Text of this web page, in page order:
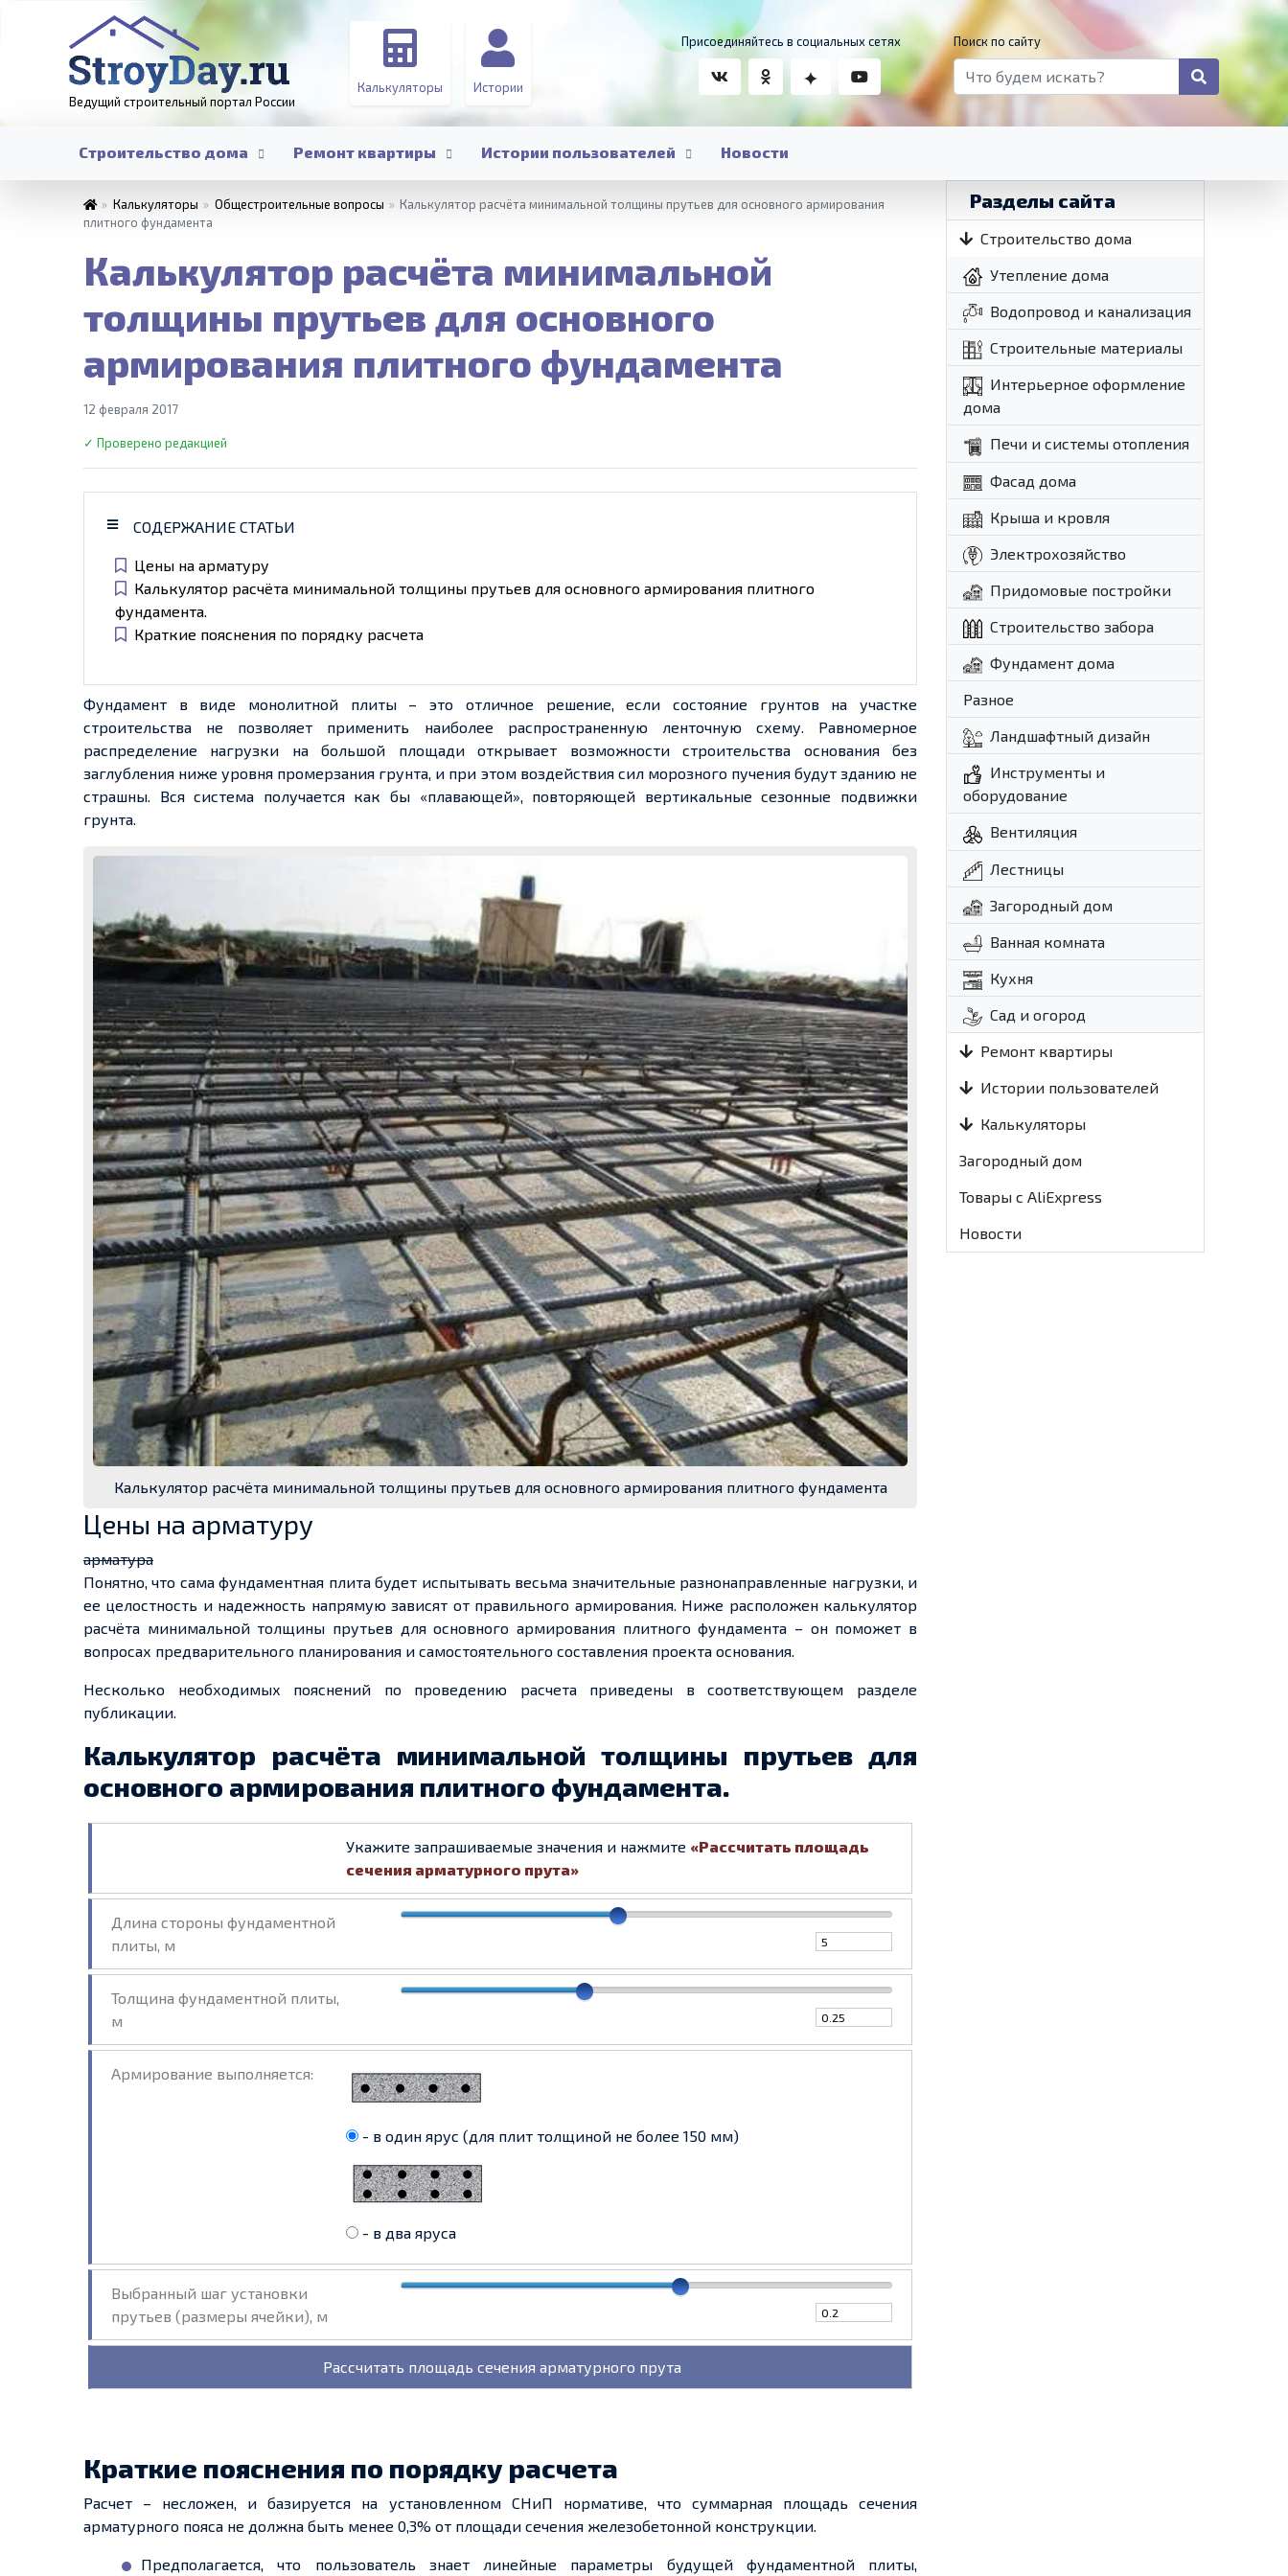
Ведущий строительный портал России
Калькуляторы Истории
Присоединяйтесь в социальных сетях Поиск по сайту
Строительство дома Ремонт квартиры Истории пользователей Новости
» Калькуляторы » Общестроительные вопросы » Калькулятор расчёта минимальной толщины прутьев для основного армирования
плитного фундамента
Калькулятор расчёта минимальной
толщины прутьев для основного
армирования плитного фундамента
12 февраля 2017
✓ Проверено редакцией
СОДЕРЖАНИЕ СТАТЬИ
Цены на арматуру
Калькулятор расчёта минимальной толщины прутьев для основного армирования плитного
фундамента.
Краткие пояснения по порядку расчета
Фундамент в виде монолитной плиты – это отличное решение, если состояние грунтов на участке
строительства не позволяет применить наиболее распространенную ленточную схему. Равномерное
распределение нагрузки на большой площади открывает возможности строительства основания без
заглубления ниже уровня промерзания грунта, и при этом воздействия сил морозного пучения будут зданию не
страшны. Вся система получается как бы «плавающей», повторяющей вертикальные сезонные подвижки
грунта.
Калькулятор расчёта минимальной толщины прутьев для основного армирования плитного фундамента
Цены на арматуру
арматура
Понятно, что сама фундаментная плита будет испытывать весьма значительные разнонаправленные нагрузки, и
ее целостность и надежность напрямую зависят от правильного армирования. Ниже расположен калькулятор
расчёта минимальной толщины прутьев для основного армирования плитного фундамента – он поможет в
вопросах предварительного планирования и самостоятельного составления проекта основания.
Несколько необходимых пояснений по проведению расчета приведены в соответствующем разделе
публикации.
Калькулятор расчёта минимальной толщины прутьев для
основного армирования плитного фундамента.
Укажите запрашиваемые значения и нажмите «Рассчитать площадь
сечения арматурного прута»
Длина стороны фундаментной
плиты, м
Толщина фундаментной плиты,
м
Армирование выполняется:
- в один ярус (для плит толщиной не более 150 мм)
- в два яруса
Выбранный шаг установки
прутьев (размеры ячейки), м
Краткие пояснения по порядку расчета
Расчет – несложен, и базируется на установленном СНиП нормативе, что суммарная площадь сечения
арматурного пояса не должна быть менее 0,3% от площади сечения железобетонной конструкции.
Предполагается, что пользователь знает линейные параметры будущей фундаментной плиты,
Разделы сайта
Строительство дома
Утепление дома
Водопровод и канализация
Строительные материалы
Интерьерное оформление
дома
Печи и системы отопления
Фасад дома
Крыша и кровля
Электрохозяйство
Придомовые постройки
Строительство забора
Фундамент дома
Разное
Ландшафтный дизайн
Инструменты и
оборудование
Вентиляция
Лестницы
Загородный дом
Ванная комната
Кухня
Сад и огород
Ремонт квартиры
Истории пользователей
Калькуляторы
Загородный дом
Товары с AliExpress
Новости